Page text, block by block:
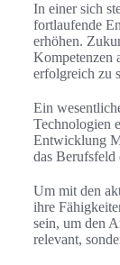
In einer sich
fortlaufende
erhöhen.
Kompetenzen
erfolgreich zu
Ein
Technologien
Entwicklung
das
Um mit den
ihre
sein, um den
relevant,